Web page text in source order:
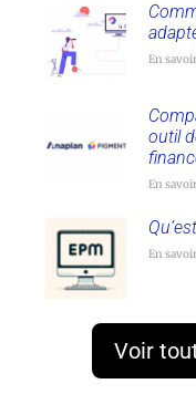
En
outil
En
En
Voir